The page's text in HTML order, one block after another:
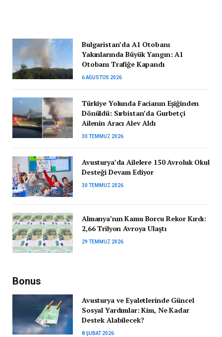
Bulgaristan’da A1 Otobanı
Yakınlarında Büyük Yangın: A1
Otobanı Trafiğe Kapandı
6 AĞUSTOS 2026
Türkiye Yolunda Facianın Eşiğinden
Dönüldü: Sırbistan’da Gurbetçi
Ailenin Aracı Alev Aldı
30 TEMMUZ 2026
Avusturya’da Ailelere 150 Avroluk Okul
Desteği Devam Ediyor
30 TEMMUZ 2026
Almanya’nın Kamu Borcu Rekor Kırdı:
2,66 Trilyon Avroya Ulaştı
29 TEMMUZ 2026
Bonus
Avusturya ve Eyaletlerinde Güncel
Sosyal Yardımlar: Kim, Ne Kadar
Destek Alabilecek?
8 ŞUBAT 2026